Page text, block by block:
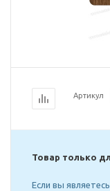
Артикул
Товар только
Если вы